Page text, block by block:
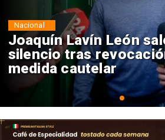
Chile y Venezuela
reinicio de relaciones
consulares
Nacional